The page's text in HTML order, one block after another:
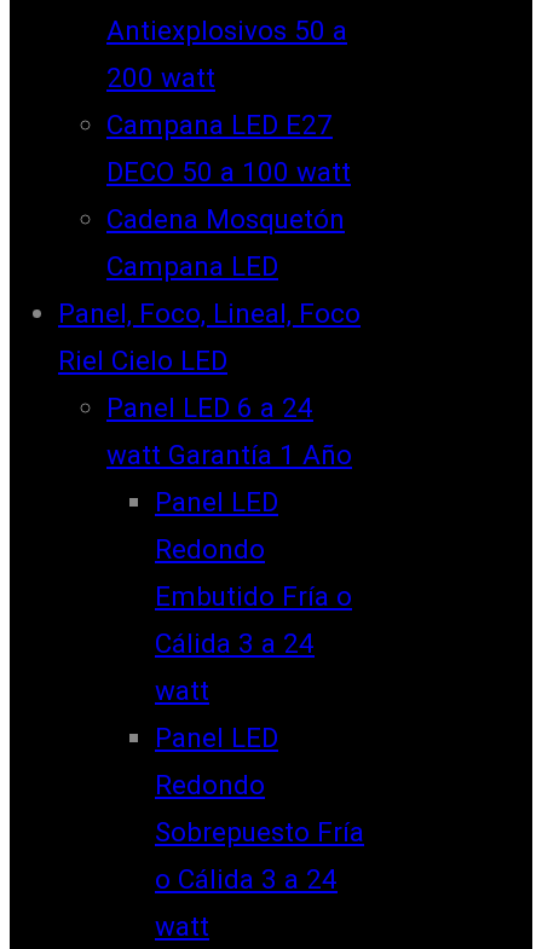
Antiexplosivos 50 a
200 watt
Campana LED E27
DECO 50 a 100 watt
Cadena Mosquetón
Campana LED
Panel, Foco, Lineal, Foco
Riel Cielo LED
Panel LED 6 a 24
watt Garantía 1 Año
Panel LED
Redondo
Embutido Fría o
Cálida 3 a 24
watt
Panel LED
Redondo
Sobrepuesto Fría
o Cálida 3 a 24
watt